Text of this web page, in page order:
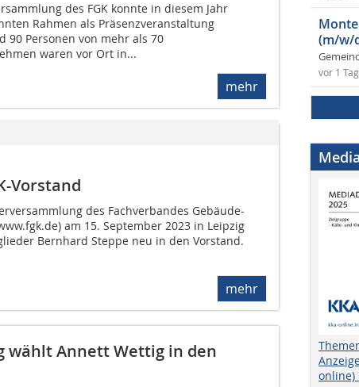
des FGK konnte in diesem Jahr
Rahmen als Präsenzveranstaltung
90 Personen von mehr als 70
waren vor Ort in...
mehr
Vorstand
des Fachverbandes Gebäude-
am 15. September 2023 in Leipzig
Bernhard Steppe neu in den Vorstand.
mehr
wählt Annett Wettig in den
(m/w/
vor 1 Tag
online)